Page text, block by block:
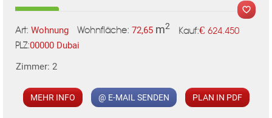
Art: Wohnung Wohnfläche: 72,65 m2 Kauf:€ 624.450
PLZ:00000 Dubai
Zimmer: 2
MEHR INFO @ E-MAIL SENDEN PLAN IN PDF